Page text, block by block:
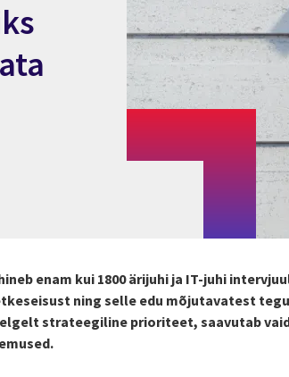
enam kui 1800 ärijuhi ja IT-juhi
ning selle edu mõjutavatest
strateegiline prioriteet, saavutab